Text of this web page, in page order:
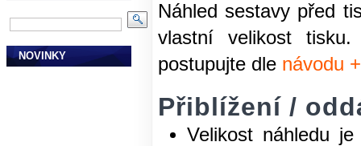
NOVINKY
Náhled sestavy před
vlastní velikost
postupujte dle návodu
Přiblížení /
Velikost náhledu